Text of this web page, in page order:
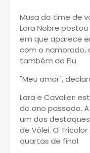
Musa do time de
Lara Nobre
em que aparece
com o namorado,
também do Flu.
"Meu amor",
Lara e Cavalieri
do ano passado.
um dos destaques
de Vôlei. O
quartas de final.